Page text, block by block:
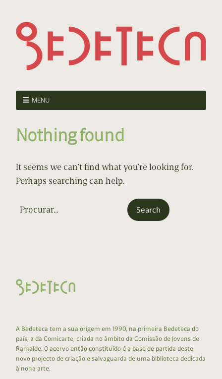
MENU
Nothing found
It seems we can’t find what you’re looking for.
Perhaps searching can help.
A Bedeteca tem a sua origem em 1990, na primeira Bedeteca do
país, a da Comicarte, criada no âmbito da Comissão de Jovens de
Ramalde. O acervo então constituído é a base de partida deste
novo projecto de criação e salvaguarda de uma biblioteca dedicada
à nona arte.